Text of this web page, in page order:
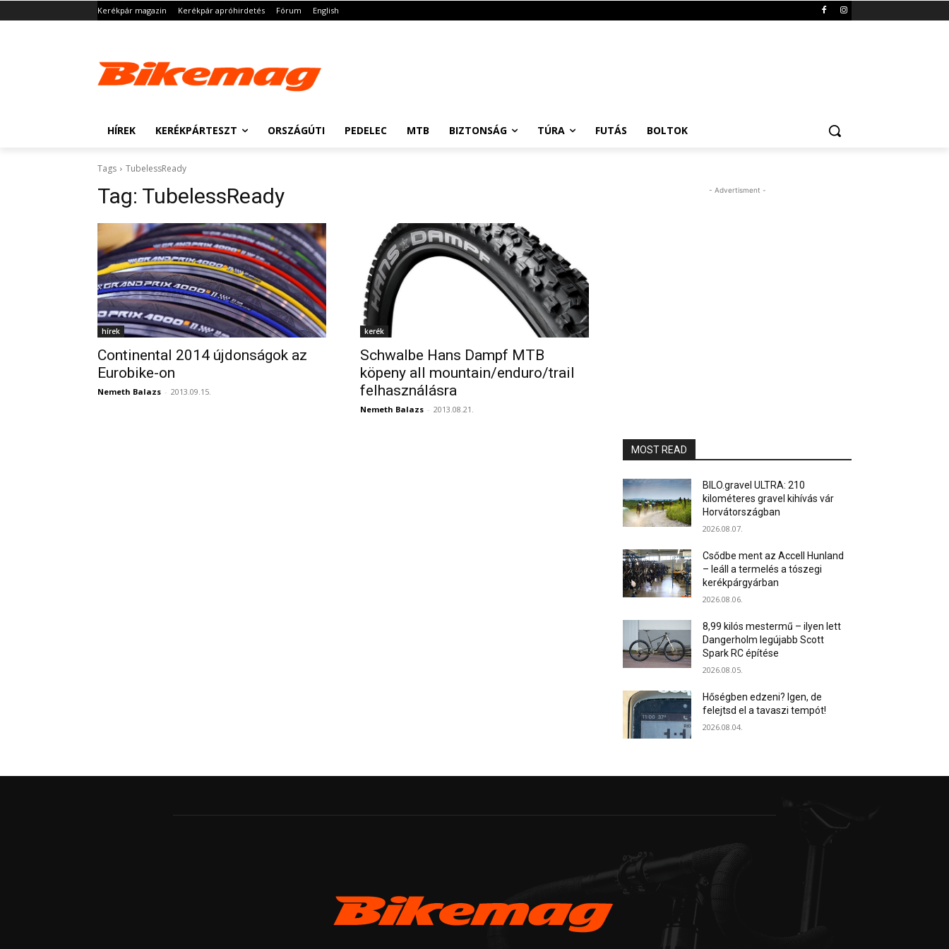
Kerékpár magazin Kerékpár apróhirdetés Fórum English
HÍREK KERÉKPÁRTESZT ORSZÁGÚTI PEDELEC MTB BIZTONSÁG TÚRA FUTÁS BOLTOK
Tags TubelessReady
Tag: TubelessReady
hírek
Continental 2014 újdonságok az
Eurobike-on
Nemeth Balazs - 2013.09.15.
kerék
Schwalbe Hans Dampf MTB
köpeny all mountain/enduro/trail
felhasználásra
Nemeth Balazs - 2013.08.21.
- Advertisment -
MOST READ
BILO.gravel ULTRA: 210
kilométeres gravel kihívás vár
Horvátországban
2026.08.07.
Csődbe ment az Accell Hunland
– leáll a termelés a tószegi
kerékpárgyárban
2026.08.06.
8,99 kilós mestermű – ilyen lett
Dangerholm legújabb Scott
Spark RC építése
2026.08.05.
Hőségben edzeni? Igen, de
felejtsd el a tavaszi tempót!
2026.08.04.